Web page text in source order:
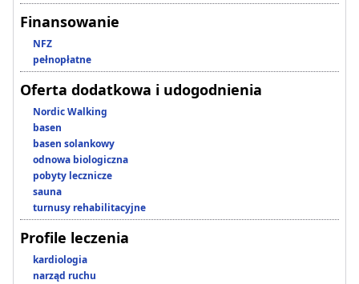
Finansowanie
NFZ
pełnopłatne
Oferta dodatkowa i udogodnienia
Nordic Walking
basen
basen solankowy
odnowa biologiczna
pobyty lecznicze
sauna
turnusy rehabilitacyjne
Profile leczenia
kardiologia
narząd ruchu